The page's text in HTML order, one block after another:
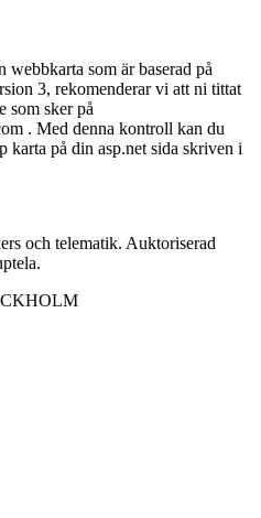
som är baserad på
3, rekomenderar vi att ni tittat
som sker på
. Med denna kontroll kan du
karta på din asp.net sida skriven i
och telematik. Auktoriserad